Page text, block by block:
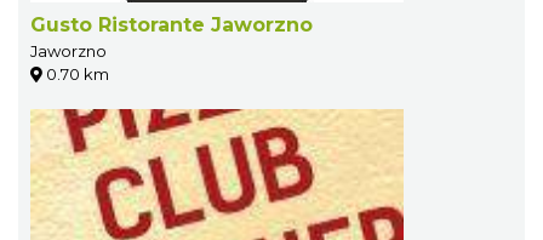
Gusto Ristorante Jaworzno
Jaworzno
0.70 km